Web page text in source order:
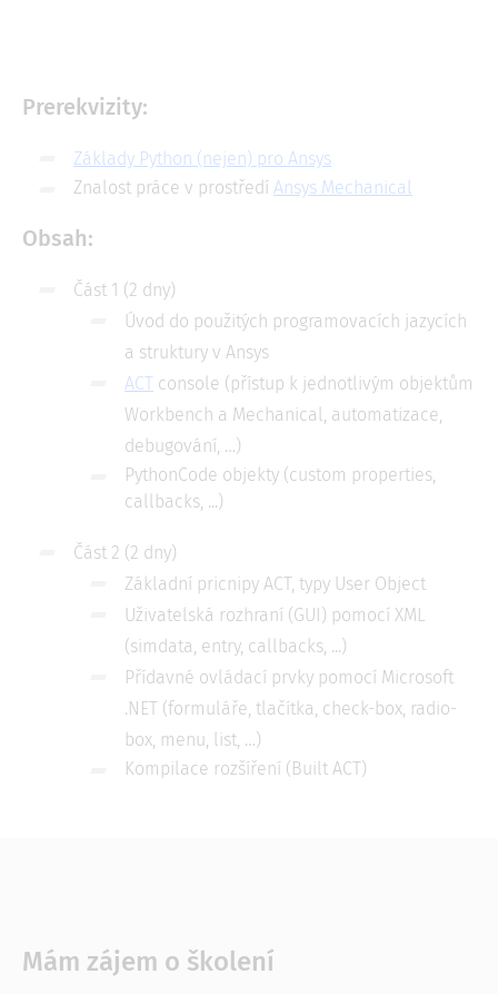
Prerekvizity:
Základy Python (nejen) pro Ansys​
Znalost práce v prostředí Ansys Mechanical​
Obsah:
Část 1 (2 dny) ​
Úvod do použitých programovacích jazycích
a struktury v Ansys​
ACT console (přístup k jednotlivým objektům
Workbench a Mechanical, automatizace,
debugování, …)​​
PythonCode objekty (custom properties,
callbacks, ...)​ ​
Část 2 (2 dny) ​
Základní pricnipy ACT, typy User Object ​​
Uživatelská rozhraní (GUI) pomocí XML
(simdata, entry, callbacks, ...)​​
Přídavné ovládací prvky pomocí Microsoft
.NET (formuláře, tlačítka, check-box, radio-
box, menu, list, …)​​
Kompilace rozšíření (Built ACT)​​
Mám zájem o školení